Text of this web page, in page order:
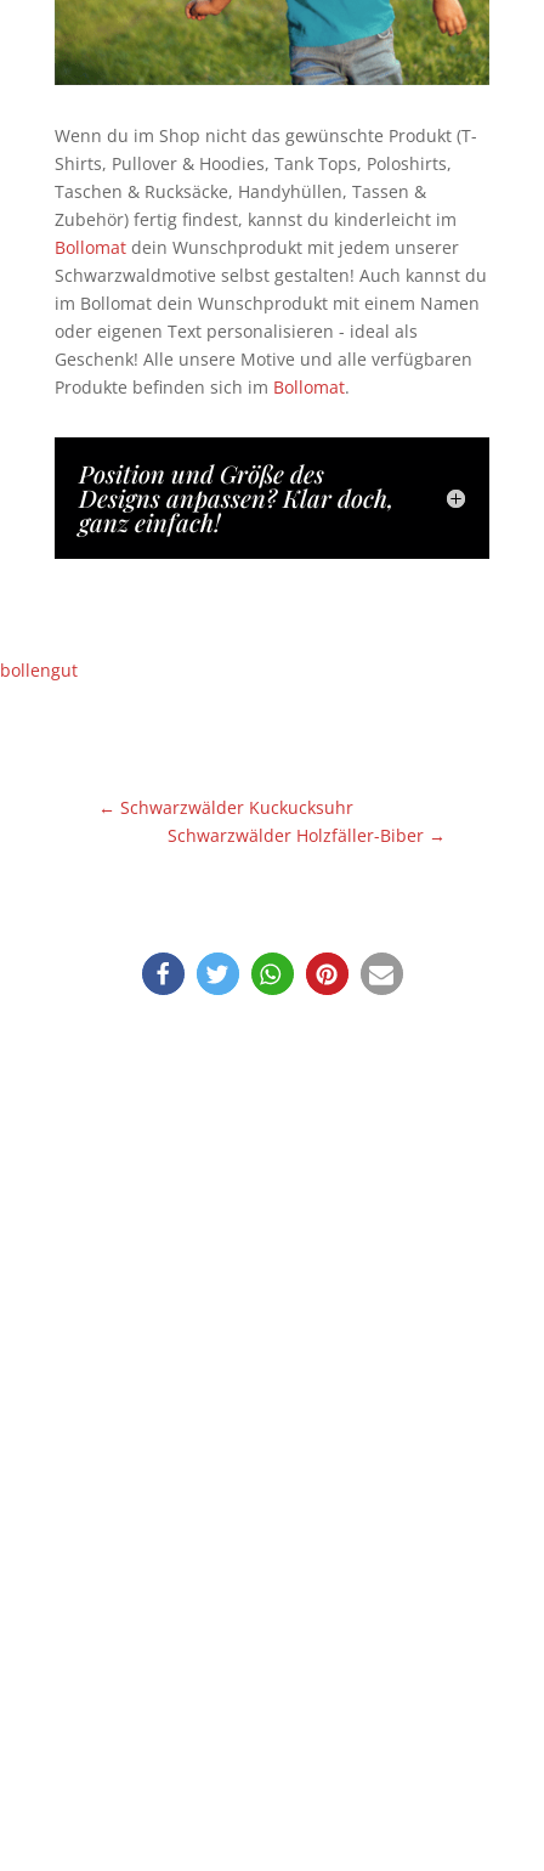
Wenn du im Shop nicht das gewünschte Produkt (T-
Shirts, Pullover & Hoodies, Tank Tops, Poloshirts,
Taschen & Rucksäcke, Handyhüllen, Tassen &
Zubehör) fertig findest, kannst du kinderleicht im
Bollomatdein Wunschprodukt mit jedem unserer
Schwarzwaldmotive selbst gestalten! Auch kannst du
im Bollomat dein Wunschprodukt mit einem Namen
oder eigenen Text personalisieren - ideal als
Geschenk! Alle unsere Motive und alle verfügbaren
Produkte befinden sich im Bollomat.
Position und Größe des
Designs anpassen? Klar doch,
ganz einfach!
bollengut
← Schwarzwälder Kuckucksuhr
Schwarzwälder Holzfäller-Biber →